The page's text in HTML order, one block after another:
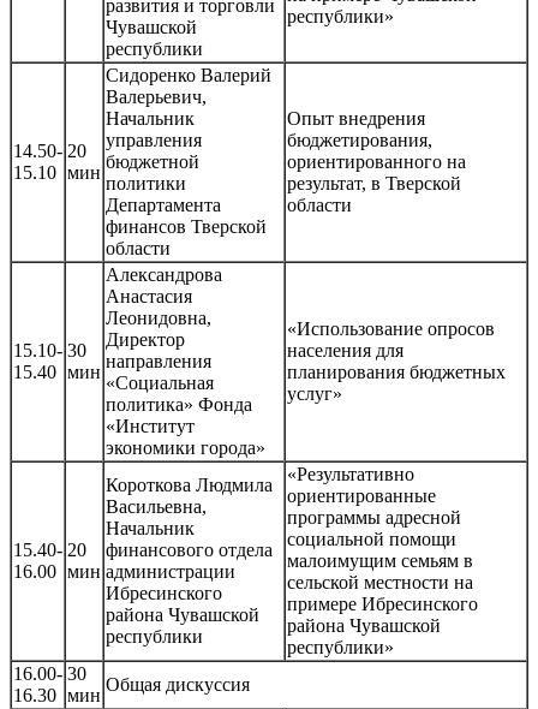
развития и торговли
Чувашской
республики
республики»
14.50-
15.10
20
мин
Сидоренко Валерий
Валерьевич,
Начальник
управления
бюджетной
политики
Департамента
финансов Тверской
области
Опыт внедрения
бюджетирования,
ориентированного на
результат, в Тверской
области
15.10-
15.40
30
мин
Александрова
Анастасия
Леонидовна,
Директор
направления
«Социальная
политика» Фонда
«Институт
экономики города»
«Использование опросов
населения для
планирования бюджетных
услуг»
15.40-
16.00
20
мин
Короткова Людмила
Васильевна,
Начальник
финансового отдела
администрации
Ибресинского
района Чувашской
республики
«Результативно
ориентированные
программы адресной
социальной помощи
малоимущим семьям в
сельской местности на
примере Ибресинского
района Чувашской
республики»
16.00-
16.30
30
мин
Общая дискуссия